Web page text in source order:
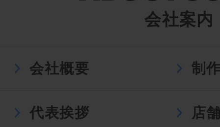
会社案内
会社概要 制
代表挨拶 店